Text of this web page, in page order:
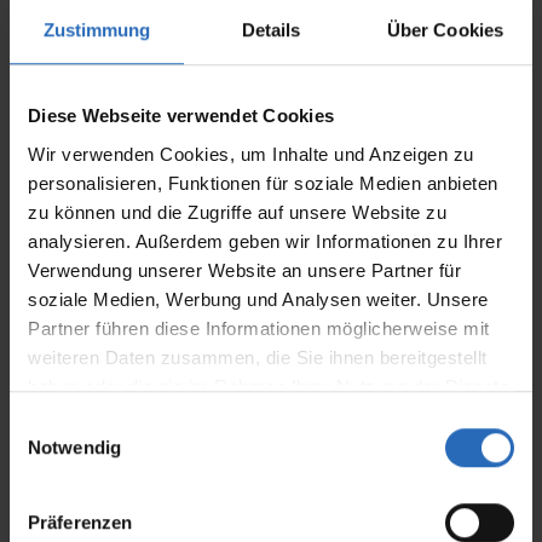
Zustimmung Details Über Cookies
Diese Webseite verwendet Cookies
Wir verwenden Cookies, um Inhalte und Anzeigen zu
personalisieren, Funktionen für soziale Medien anbieten
zu können und die Zugriffe auf unsere Website zu
analysieren. Außerdem geben wir Informationen zu Ihrer
Verwendung unserer Website an unsere Partner für
soziale Medien, Werbung und Analysen weiter. Unsere
Partner führen diese Informationen möglicherweise mit
weiteren Daten zusammen, die Sie ihnen bereitgestellt
haben oder die sie im Rahmen Ihrer Nutzung der Dienste
Notwendig
Präferenzen